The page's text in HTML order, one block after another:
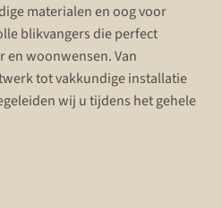
materialen en oog voor
blikvangers die perfect
woonwensen. Van
tot vakkundige installatie
wij u tijdens het gehele